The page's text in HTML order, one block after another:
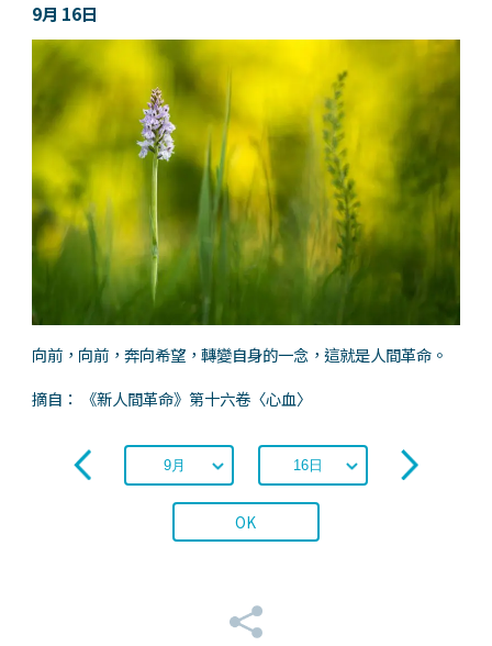
9月 16日
向前，向前，奔向希望，轉變自身的一念，這就是人間革命。
摘自： 《新人間革命》第十六卷〈心血〉
OK